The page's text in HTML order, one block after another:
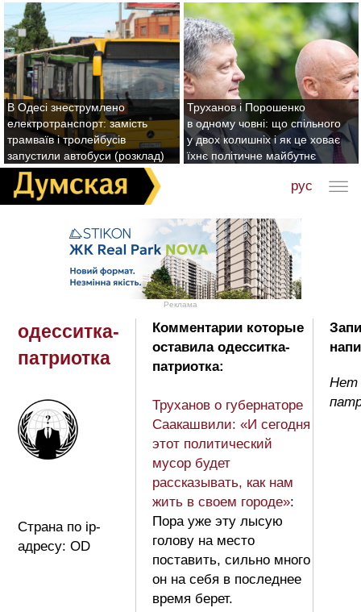
В Одесі знеструмлено
електротранспорт: замість
трамваїв і тролейбусів
запустили автобуси (розклад)
Труханов і Порошенко
в одному човні: що спільного
у двох колишніх і як це ховає
їхнє політичне майбутнє
рус
Реклама
одесситка-
патриотка
Страна по ip-
адресу: OD
Комментарии которые
оставила одесситка-
патриотка:
Труханов о губернаторе
Саакашвили: «И сегодня
этот политический
мусор будет
рассказывать, как нам
жить в своем городе»:
Пора уже эту лысую
голову на место
поставить, сильно много
он на себя в последнее
время берет.
Нет